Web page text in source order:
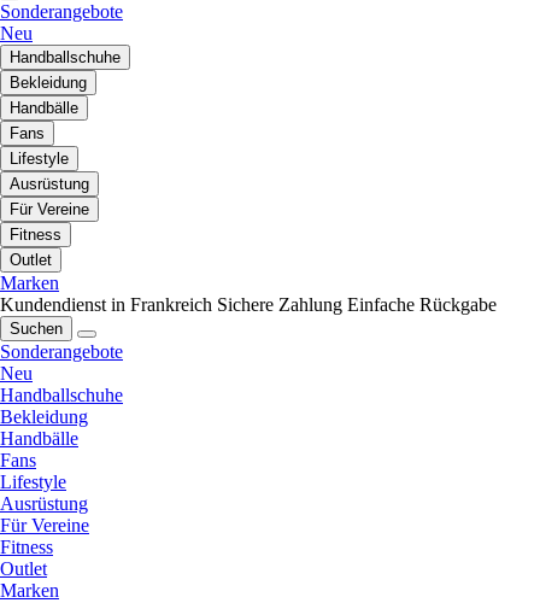
Sonderangebote
Neu
Handballschuhe
Bekleidung
Handbälle
Fans
Lifestyle
Ausrüstung
Für Vereine
Fitness
Outlet
Marken
Kundendienst in Frankreich Sichere Zahlung Einfache Rückgabe
Suchen
Sonderangebote
Neu
Handballschuhe
Bekleidung
Handbälle
Fans
Lifestyle
Ausrüstung
Für Vereine
Fitness
Outlet
Marken